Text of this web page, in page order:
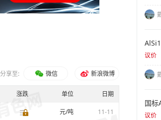
分享至: 微信 新浪微博
涨跌 单位 日期
元/吨 11-11
议价
国标
议价